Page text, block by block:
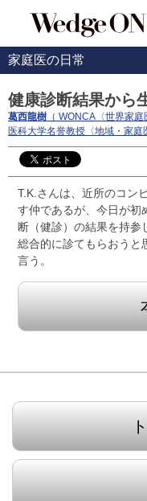
家庭医の日常
健康診断結果から
葛西龍樹 （ WONCA〈世界家
医科大学名誉教授〈地域・家庭
T.K.さんは、近所のコン
す仲であるが、今日が初
断（健診）の結果を持参
総合的に診てもらおうと
言う。